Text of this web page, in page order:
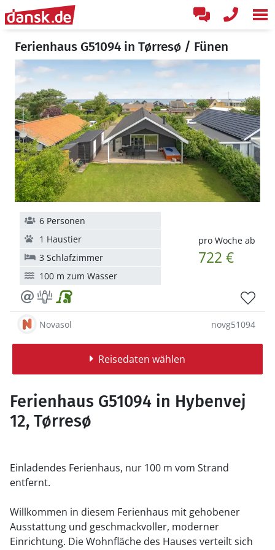
Ferienhaus G51094 in Tørresø / Fünen
pro Woche ab
722 €
6 Personen
1 Haustier
3 Schlafzimmer
100 m zum Wasser
Novasol novg51094
Reisedaten wählen
Ferienhaus G51094 in Hybenvej
12, Tørresø
Einladendes Ferienhaus, nur 100 m vom Strand
entfernt.
Willkommen in diesem Ferienhaus mit gehobener
Ausstattung und geschmackvoller, moderner
Einrichtung. Die Wohnfläche des Hauses verteilt sich